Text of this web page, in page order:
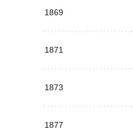
1869
1871
1873
1877